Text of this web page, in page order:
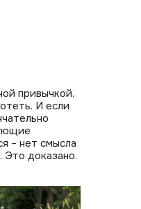
привычкой,
И если
– нет смысла
доказано.